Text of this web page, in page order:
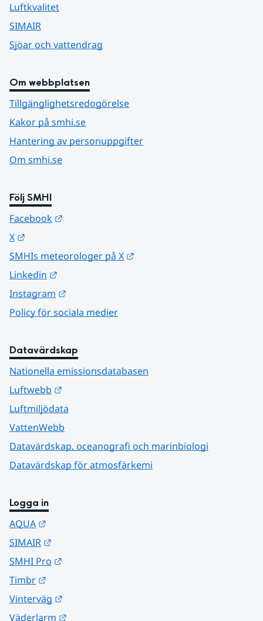
Luftkvalitet
SIMAIR
Sjöar och vattendrag
Om webbplatsen
Tillgänglighetsredogörelse
Kakor på smhi.se
Hantering av personuppgifter
Om smhi.se
Följ SMHI
Facebook
X
SMHIs meteorologer på X
Linkedin
Instagram
Policy för sociala medier
Datavärdskap
Nationella emissionsdatabasen
Luftwebb
Luftmiljödata
VattenWebb
Datavärdskap, oceanografi och marinbiologi
Datavärdskap för atmosfärkemi
Logga in
AQUA
SIMAIR
SMHI Pro
Timbr
Vinterväg
Väderlarm